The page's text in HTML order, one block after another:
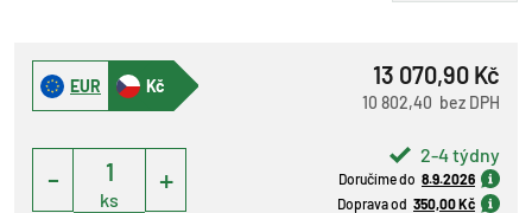
EUR Kč 13 070,90 Kč
10 802,40 bez DPH
2-4 týdny
Doručíme do 8.9.2026
Doprava od 350,00 Kč
-
ks
+